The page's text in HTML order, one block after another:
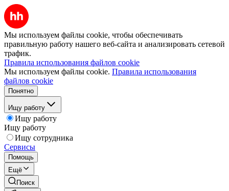
Мы используем файлы cookie, чтобы обеспечивать
правильную работу нашего веб-сайта и анализировать сетевой
трафик.
Правила использования файлов cookie
Мы используем файлы cookie. Правила использования
файлов cookie
Понятно
Ищу работу
Ищу работу
Ищу работу
Ищу сотрудника
Сервисы
Помощь
Ещё
Поиск